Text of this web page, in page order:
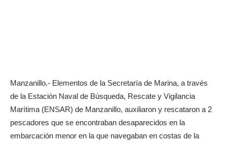
Manzanillo.- Elementos de la Secretaría de Marina, a través
de la Estación Naval de Búsqueda, Rescate y Vigilancia
Marítima (ENSAR) de Manzanillo, auxiliaron y rescataron a 2
pescadores que se encontraban desaparecidos en la
embarcación menor en la que navegaban en costas de la